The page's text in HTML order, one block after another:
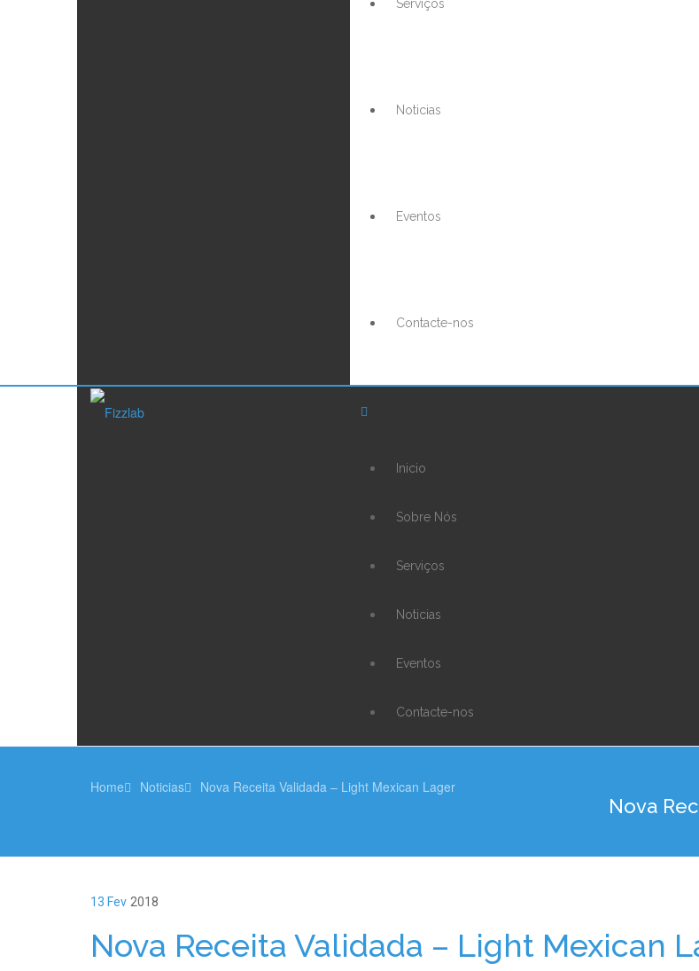
Serviços
Noticias
Eventos
Contacte-nos
Inicio
Sobre Nós
Serviços
Noticias
Eventos
Contacte-nos
Home Noticias Nova Receita Validada – Light Mexican Lager
Nova
13 Fev 2018
Nova Receita Validada – Light Mexican